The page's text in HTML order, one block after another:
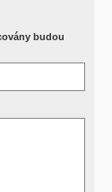
posoudí
budou